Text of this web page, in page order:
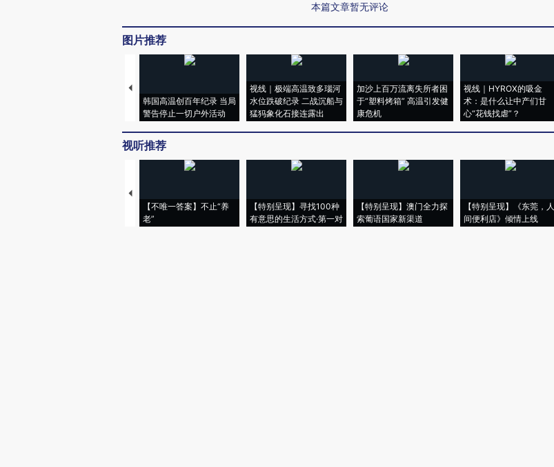
本篇文章暂无评论
图片推荐
韩国高温创百年纪录 当局
警告停止一切户外活动
视线｜极端高温致多瑙河
水位跌破纪录 二战沉船与
猛犸象化石接连露出
加沙上百万流离失所者困
于“塑料烤箱” 高温引发健
康危机
视线｜HYROX的吸金
术：是什么让中产们甘
心“花钱找虐”？
视听推荐
【不唯一答案】不止“养
老”
【特别呈现】寻找100种
有意思的生活方式·第一对
【特别呈现】澳门全力探
索葡语国家新渠道
【特别呈现】《东莞，人
间便利店》倾情上线